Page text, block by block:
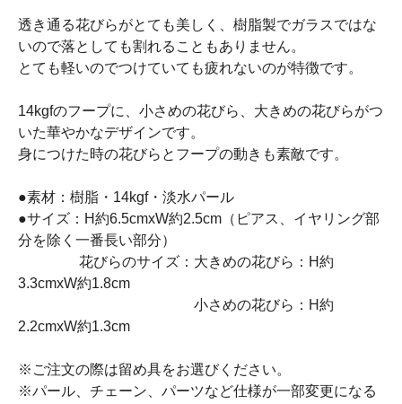
透き通る花びらがとても美しく、樹脂製でガラスではな
いので落としても割れることもありません。
とても軽いのでつけていても疲れないのが特徴です。
14kgfのフープに、小さめの花びら、大きめの花びらがつ
いた華やかなデザインです。
身につけた時の花びらとフープの動きも素敵です。
●素材：樹脂・14kgf・淡水パール
●サイズ：H約6.5cmxW約2.5cm（ピアス、イヤリング部
分を除く一番長い部分）
花びらのサイズ：大きめの花びら：H約
3.3cmxW約1.8cm
小さめの花びら：H約
2.2cmxW約1.3cm
※ご注文の際は留め具をお選びください。
※パール、チェーン、パーツなど仕様が一部変更になる